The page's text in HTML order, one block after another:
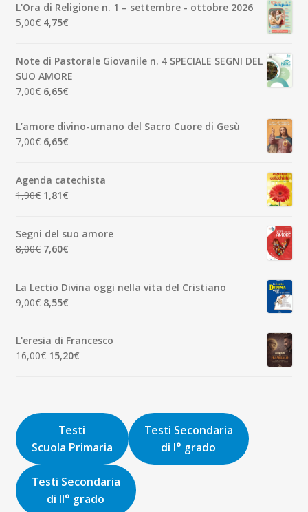
era:
3,50€.
è:
3,33€.
L'Ora di Religione n. 1 – settembre - ottobre 2026
5,00€ Il
era:
5,00€.
4,75€Il
è:
4,75€.
Note di Pastorale Giovanile n. 4 SPECIALE SEGNI DEL
SUO AMORE
7,00€ Il
originale
era:
7,00€.
6,65€Il
attuale
è:
L’amore divino-umano del Sacro Cuore di Gesù
7,00€ Il
era:
7,00€.
6,65€Il
è:
6,65€.
Agenda catechista
1,90€ Il
era:
1,90€.
1,81€Il
è:
1,81€.
Segni del suo amore
8,00€ Il
era:
8,00€.
7,60€Il
è:
7,60€.
La Lectio Divina oggi nella vita del Cristiano
9,00€ Il
era:
9,00€.
8,55€Il
è:
8,55€.
L'eresia di Francesco
16,00€ Il
16,00€.
15,20€Il
15,20€.
Testi
Scuola Primaria
Testi Secondaria
di I° grado
Testi Secondaria
di II° grado